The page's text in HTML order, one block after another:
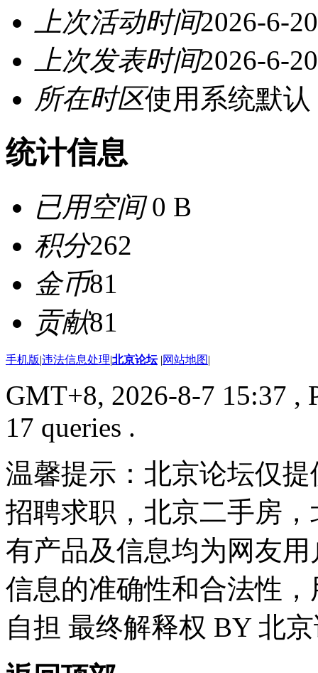
上次活动时间2026-6-
上次发表时间2026-6-
所在时区使用系统默认
统计信息
已用空间0 B
积分262
金币81
贡献81
手机版|违法信息处理|北京论坛 |网站地图|
GMT+8, 2026-8-7 15:37 ,
17 queries .
温馨提示：北京论坛仅
招聘求职，北京二手房
有产品及信息均为网友
信息的准确性和合法性
自担 最终解释权 BY 北